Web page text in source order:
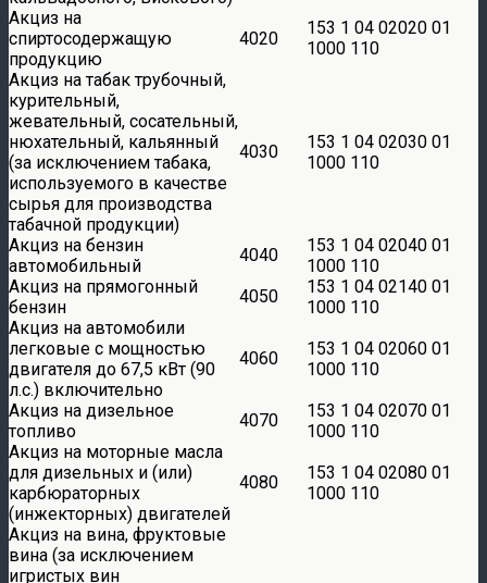
Акциз на
спиртосодержащую
продукцию
4020
153 1 04 02020 01
1000 110
Акциз на табак трубочный,
курительный,
жевательный, сосательный,
нюхательный, кальянный
(за исключением табака,
используемого в качестве
сырья для производства
табачной продукции)
4030
153 1 04 02030 01
1000 110
Акциз на бензин
автомобильный
4040
153 1 04 02040 01
1000 110
Акциз на прямогонный
бензин
4050
153 1 04 02140 01
1000 110
Акциз на автомобили
легковые с мощностью
двигателя до 67,5 кВт (90
л.с.) включительно
4060
153 1 04 02060 01
1000 110
Акциз на дизельное
топливо
4070
153 1 04 02070 01
1000 110
Акциз на моторные масла
для дизельных и (или)
карбюраторных
(инжекторных) двигателей
4080
153 1 04 02080 01
1000 110
Акциз на вина, фруктовые
вина (за исключением
игристых вин